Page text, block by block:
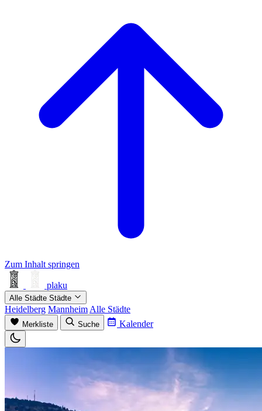
Zum Inhalt springen
plaku
Alle Städte Städte
Heidelberg Mannheim Alle Städte
Merkliste Suche Kalender